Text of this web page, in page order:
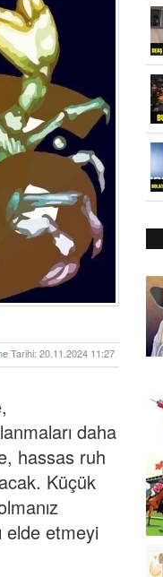
Tarihi: 20.11.2024 11:27
daha
hassas ruh
Küçük
elde etmeyi